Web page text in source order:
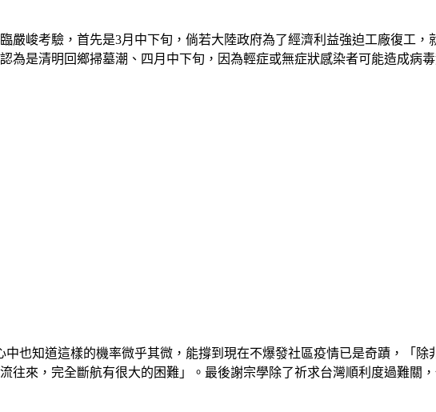
嚴峻考驗，首先是3月中下旬，倘若大陸政府為了經濟利益強迫工廠復工
為是清明回鄉掃墓潮、四月中下旬，因為輕症或無症狀感染者可能造成病毒
也知道這樣的機率微乎其微，能撐到現在不爆發社區疫情已是奇蹟，「
往來，完全斷航有很大的困難」。最後謝宗學除了祈求台灣順利度過難關